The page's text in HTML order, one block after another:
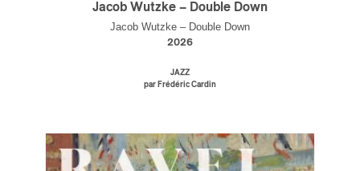
Jacob Wutzke – Double Down
Jacob Wutzke – Double Down
2026
JAZZ
par Frédéric Cardin